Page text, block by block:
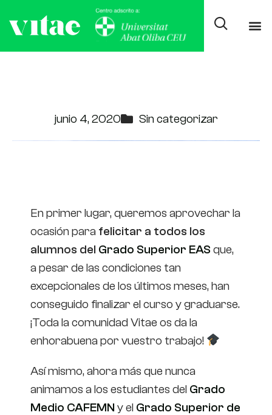
junio 4, 2020 Sin categorizar
En primer lugar, queremos aprovechar la
ocasión para felicitar a todos los
alumnos del Grado Superior EAS que,
a pesar de las condiciones tan
excepcionales de los últimos meses, han
conseguido finalizar el curso y graduarse.
¡Toda la comunidad Vitae os da la
enhorabuena por vuestro trabajo!
Así mismo, ahora más que nunca
animamos a los estudiantes del Grado
Medio CAFEMNy el Grado Superior de